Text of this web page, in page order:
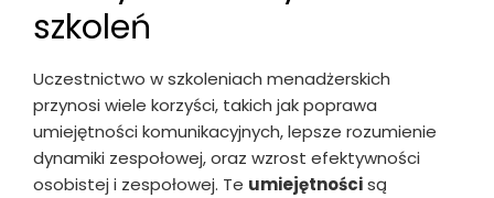
szkoleń
Uczestnictwo w szkoleniach menadżerskich
przynosi wiele korzyści, takich jak poprawa
umiejętności komunikacyjnych, lepsze rozumienie
dynamiki zespołowej, oraz wzrost efektywności
osobistej i zespołowej. Te umiejętnościsą